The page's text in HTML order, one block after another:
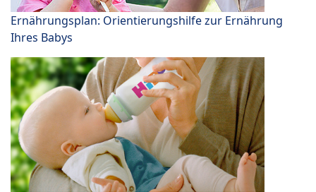
Ernährungsplan: Orientierungshilfe zur Ernährung
Ihres Babys